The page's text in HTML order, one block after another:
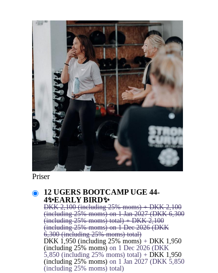
Priser
12 UGERS BOOTCAMP UGE 44-
4✨EARLY BIRD✨
DKK 2,100 (including 25% moms)+DKK 2,100
(including 25% moms) on 1 Jan 2027 (DKK 6,300
(including 25% moms)total)+DKK 2,100
(including 25% moms) on 1 Dec 2026 (DKK
6,300 (including 25% moms)total)
DKK 1,950 (including 25% moms) + DKK 1,950
(including 25% moms) on 1 Dec 2026 (DKK
5,850 (including 25% moms) total) + DKK 1,950
(including 25% moms) on 1 Jan 2027 (DKK 5,850
(including 25% moms) total)